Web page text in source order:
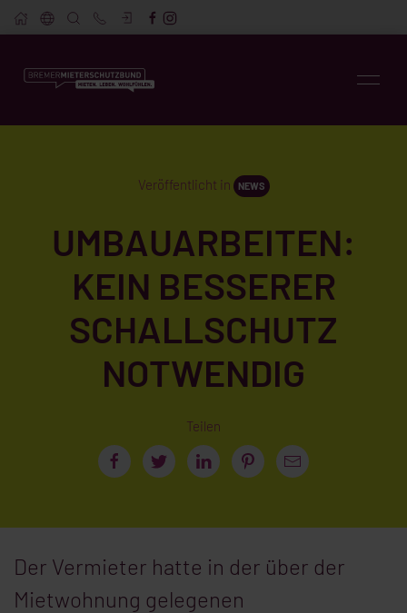
Veröffentlicht in NEWS
UMBAUARBEITEN:
KEIN BESSERER
SCHALLSCHUTZ
NOTWENDIG
Teilen
Der Vermieter hatte in der über der
Mietwohnung gelegenen